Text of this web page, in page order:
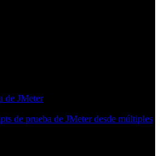
de JMeter
de prueba de JMeter desde múltiples